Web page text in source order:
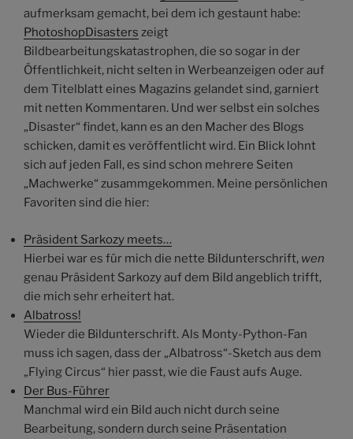
aufmerksam gemacht, bei dem ich gestaunt habe:
PhotoshopDisasters zeigt
Bildbearbeitungskatastrophen, die so sogar in der
Öffentlichkeit, nicht selten in Werbeanzeigen oder auf
dem Titelblatt eines Magazins gelandet sind, garniert
mit netten Kommentaren. Und wer selbst ein solches
„Disaster“ findet, kann es an den Macher des Blogs
schicken, damit es veröffentlicht wird. Ein Blick lohnt
sich auf jeden Fall, es sind schon mehrere Seiten
„Machwerke“ zusammgekommen. Meine persönlichen
Favoriten sind die hier:
Präsident Sarkozy meets…
Hierbei war es für mich die nette Bildunterschrift, wen
genau Präsident Sarkozy auf dem Bild angeblich trifft,
die mich sehr erheitert hat.
Albatross!
Wieder die Bildunterschrift. Als Monty-Python-Fan
muss ich sagen, dass der „Albatross“-Sketch aus dem
„Flying Circus“ hier passt, wie die Faust aufs Auge.
Der Bus-Führer
Manchmal wird ein Bild auch nicht durch seine
Bearbeitung, sondern durch seine Präsentation